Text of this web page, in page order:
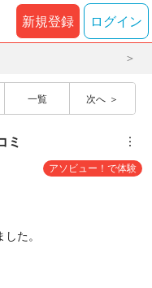
新規登録 ログイン
一覧 次へ
ミ ︙
アソビュー！で体験
た。